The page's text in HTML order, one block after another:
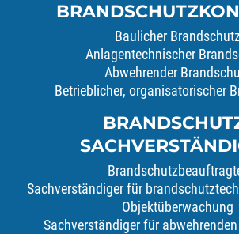
Baulicher Brandschutz
Anlagentechnischer
Abwehrender
Betrieblicher, organisatorischer
Sachverständiger für
Objektüberwachung
Sachverständiger für